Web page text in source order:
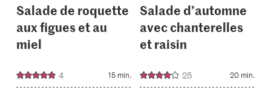
Salade de roquette
aux figues et au
miel
4 15 min.
Salade d’automne
avec chanterelles
et raisin
25 20 min.